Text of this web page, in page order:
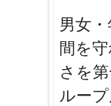
男女
間を
さを
ルー